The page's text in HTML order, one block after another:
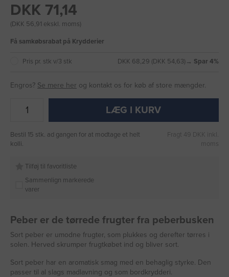
DKK 71,14
(DKK 56,91 ekskl. moms)
Få samkøbsrabat på Krydderier
Pris pr. stk v/3 stk DKK 68,29 (DKK 54,63) → Spar 4%
Engros? Se mere her og kontakt os for køb af store mængder.
LÆG I KURV
Bestil 15 stk. ad gangen for at modtage et helt
kolli.
Fragt 49 DKK inkl.
moms
Tilføj til favoritliste
Sammenlign markerede
varer
Peber er de tørrede frugter fra peberbusken
Sort peber er umodne frugter, som plukkes og derefter tørres i
solen. Herved skrumper frugtkøbet ind og bliver sort.
Sort peber har en aromatisk smag med en behaglig styrke. Den
passer til al slags madlavning og som bordkrydderi.